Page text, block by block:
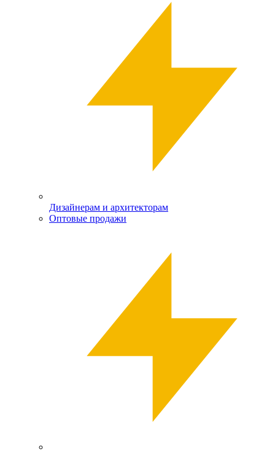
Дизайнерам и архитекторам
Оптовые продажи